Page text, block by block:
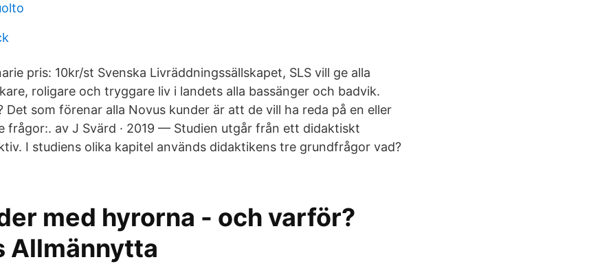
pris: 10kr/st Svenska Livräddningssällskapet, SLS vill ge alla
roligare och tryggare liv i landets alla bassänger och badvik.
Det som förenar alla Novus kunder är att de vill ha reda på en eller
frågor:. av J Svärd · 2019 — Studien utgår från ett didaktiskt
I studiens olika kapitel används didaktikens tre grundfrågor vad?
med hyrorna - och varför?
Allmännytta